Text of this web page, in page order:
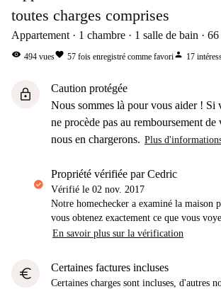
toutes charges comprises
Appartement 1 chambre 1 salle de bain 66
visibility 494 vuesfavorite 57 fois enregistré comme favoriperson 17
lock
Caution protégée
Nous sommes là pour vous aider ! Si
ne procède pas au remboursement
nous en chargerons. Plus
propriété vérifiée par Cedric
Vérifié le 02 nov. 2017
Notre homechecker a examiné la maison
vous obtenez exactement ce que vous
En savoir plus sur la vérification
euro Certaines factures incluses
Certaines charges sont incluses, d'autres